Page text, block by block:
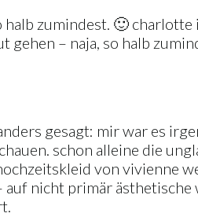
zumindest. 🙂
gehen – naja, so halb
gesagt: mir war es
schon alleine die
von vivienne
nicht primär ästhetische